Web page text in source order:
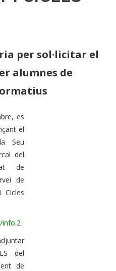
per sol·licitar el
alumnes de
es
el
Seu
del
de
de
Cicles
info.2
del
de